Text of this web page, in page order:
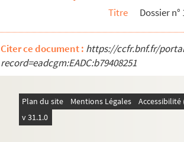
15e arrondissement
16e arrondissement
17e arrondissement
18e arrondissement
Titre Dossier n°
Citer ce document : https://ccfr.bnf.fr/
record=eadcgm:EADC:b79408251
Plan du site Mentions Légales
v 31.1.0